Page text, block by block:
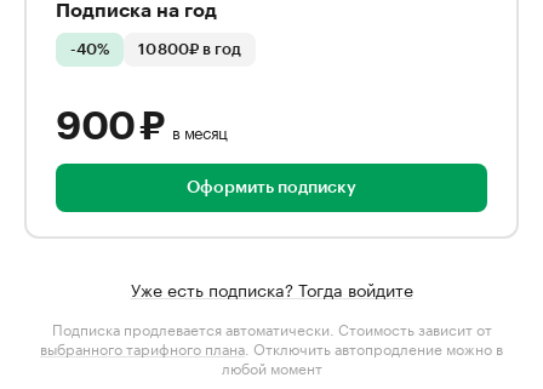
Подписка на год
-40% 10 800₽ в год
900 ₽ в месяц
Оформить подписку
Уже есть подписка? Тогда войдите
Подписка продлевается автоматически. Стоимость зависит от
выбранного тарифного плана . Отключить автопродление можно в
любой момент